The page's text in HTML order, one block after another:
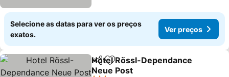
Selecione as datas para ver os preços
exatos.
Ver preços
PartilharAdicionar aos favoritos
Hotel Rössl-Dependance
Neue Post